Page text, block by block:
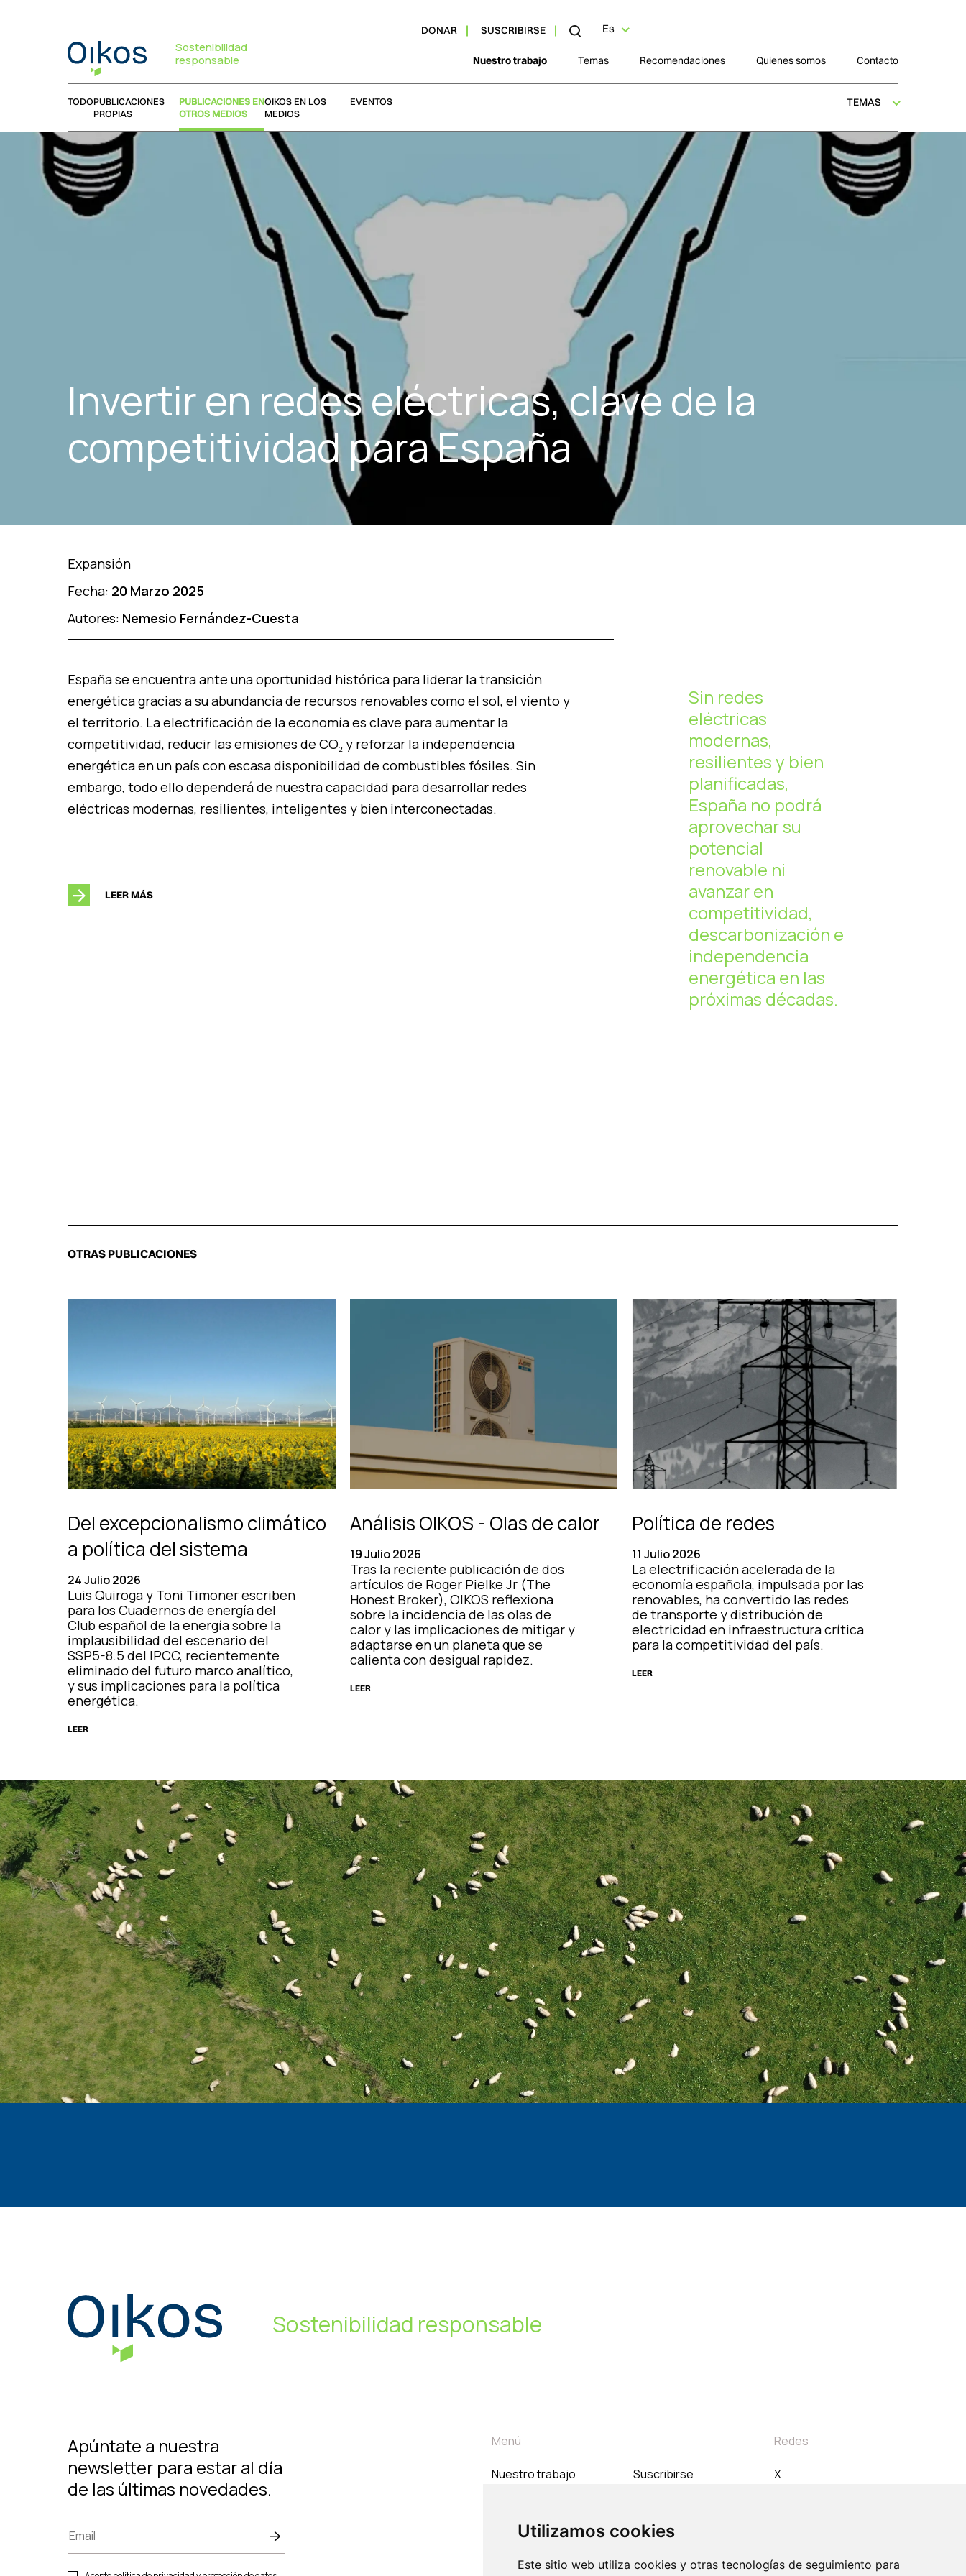
Utilizamos cookies
Este sitio web utiliza cookies y otras tecnologías de seguimiento para
Sostenibilidad
responsable
DONAR SUSCRIBIRSE Es
Nuestro trabajo Temas Recomendaciones Quienes somos Contacto
TODOPUBLICACIONES
PROPIAS
PUBLICACIONES EN
OTROS MEDIOS
OIKOS EN LOS
MEDIOS
EVENTOS TEMAS
Invertir en redes eléctricas, clave de la
competitividad para España
Expansión
Fecha: 20 Marzo 2025
Autores: Nemesio Fernández-Cuesta
España se encuentra ante una oportunidad histórica para liderar la transición
energética gracias a su abundancia de recursos renovables como el sol, el viento y
el territorio. La electrificación de la economía es clave para aumentar la
competitividad, reducir las emisiones de CO₂ y reforzar la independencia
energética en un país con escasa disponibilidad de combustibles fósiles. Sin
embargo, todo ello dependerá de nuestra capacidad para desarrollar redes
eléctricas modernas, resilientes, inteligentes y bien interconectadas.
LEER MÁS
Sin redes
eléctricas
modernas,
resilientes y bien
planificadas,
España no podrá
aprovechar su
potencial
renovable ni
avanzar en
competitividad,
descarbonización e
independencia
energética en las
próximas décadas.
OTRAS PUBLICACIONES
Del excepcionalismo climático
a política del sistema
24 Julio 2026
Luis Quiroga y Toni Timoner escriben
para los Cuadernos de energía del
Club español de la energía sobre la
implausibilidad del escenario del
SSP5-8.5 del IPCC, recientemente
eliminado del futuro marco analítico,
y sus implicaciones para la política
energética.
LEER
Análisis OIKOS - Olas de calor
19 Julio 2026
Tras la reciente publicación de dos
artículos de Roger Pielke Jr (The
Honest Broker), OIKOS reflexiona
sobre la incidencia de las olas de
calor y las implicaciones de mitigar y
adaptarse en un planeta que se
calienta con desigual rapidez.
LEER
Política de redes
11 Julio 2026
La electrificación acelerada de la
economía española, impulsada por las
renovables, ha convertido las redes
de transporte y distribución de
electricidad en infraestructura crítica
para la competitividad del país.
LEER
Sostenibilidad responsable
Apúntate a nuestra
newsletter para estar al día
de las últimas novedades.
Menú
Nuestro trabajo
Nosotros
Suscribirse
Redes
X